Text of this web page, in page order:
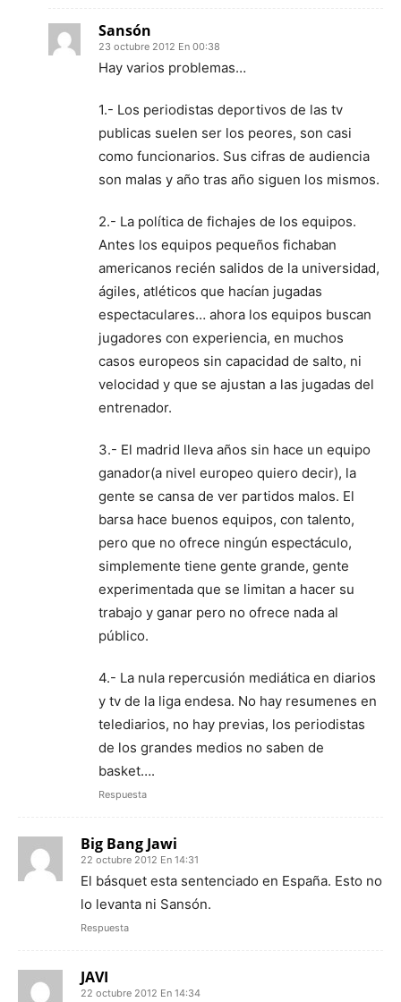
Sansón
23 octubre 2012 En 00:38
Hay varios problemas…
1.- Los periodistas deportivos de las tv
publicas suelen ser los peores, son casi
como funcionarios. Sus cifras de audiencia
son malas y año tras año siguen los mismos.
2.- La política de fichajes de los equipos.
Antes los equipos pequeños fichaban
americanos recién salidos de la universidad,
ágiles, atléticos que hacían jugadas
espectaculares… ahora los equipos buscan
jugadores con experiencia, en muchos
casos europeos sin capacidad de salto, ni
velocidad y que se ajustan a las jugadas del
entrenador.
3.- El madrid lleva años sin hace un equipo
ganador(a nivel europeo quiero decir), la
gente se cansa de ver partidos malos. El
barsa hace buenos equipos, con talento,
pero que no ofrece ningún espectáculo,
simplemente tiene gente grande, gente
experimentada que se limitan a hacer su
trabajo y ganar pero no ofrece nada al
público.
4.- La nula repercusión mediática en diarios
y tv de la liga endesa. No hay resumenes en
telediarios, no hay previas, los periodistas
de los grandes medios no saben de
basket….
Respuesta
Big Bang Jawi
22 octubre 2012 En 14:31
El básquet esta sentenciado en España. Esto no
lo levanta ni Sansón.
Respuesta
JAVI
22 octubre 2012 En 14:34